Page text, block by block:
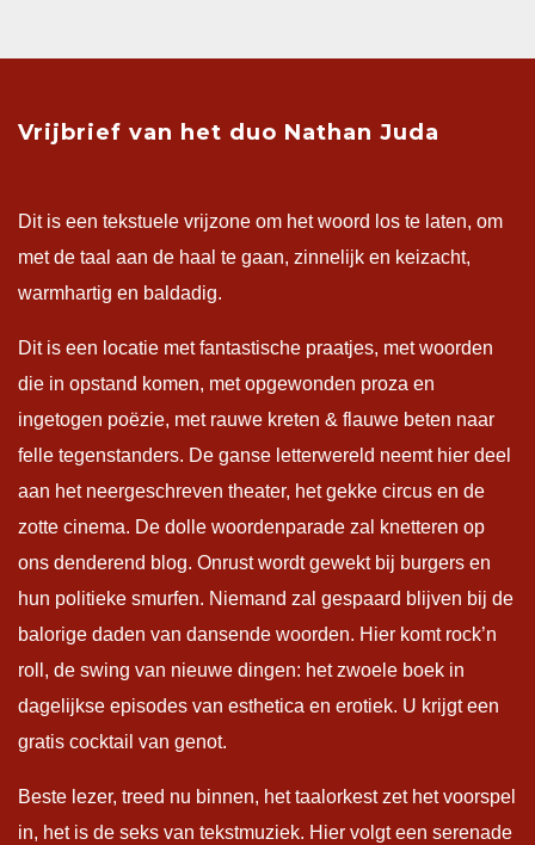
Vrijbrief van het duo Nathan Juda
Dit is een tekstuele vrijzone om het woord los te laten, om
met de taal aan de haal te gaan, zinnelijk en keizacht,
warmhartig en baldadig.
Dit is een locatie met fantastische praatjes, met woorden
die in opstand komen, met opgewonden proza en
ingetogen poëzie, met rauwe kreten & flauwe beten naar
felle tegenstanders. De ganse letterwereld neemt hier deel
aan het neergeschreven theater, het gekke circus en de
zotte cinema. De dolle woordenparade zal knetteren op
ons denderend blog. Onrust wordt gewekt bij burgers en
hun politieke smurfen. Niemand zal gespaard blijven bij de
balorige daden van dansende woorden. Hier komt rock’n
roll, de swing van nieuwe dingen: het zwoele boek in
dagelijkse episodes van esthetica en erotiek. U krijgt een
gratis cocktail van genot.
Beste lezer, treed nu binnen, het taalorkest zet het voorspel
in, het is de seks van tekstmuziek. Hier volgt een serenade